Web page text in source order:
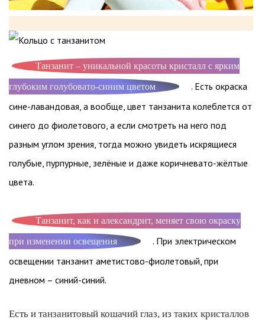
Танзанит – уникальной красоты кристалл с ярким
глубоким голубовато-синим цветом
. Есть окраска
сине-лавандовая, а вообще, цвет танзанита колеблется от
синего до фиолетового, а если смотреть на него под
разным углом зрения, тогда можно увидеть искрящиеся
голубые, пурпурные, зелёные и даже коричневато-жёлтые
цвета.
Танзанит, как и александрит, меняет свою окраску
при изменении освещения
. При электрическом
освещении танзанит аметистово-фиолетовый, при
дневном – синий-синий.
Есть и танзанитовый кошачий глаз, из таких кристаллов